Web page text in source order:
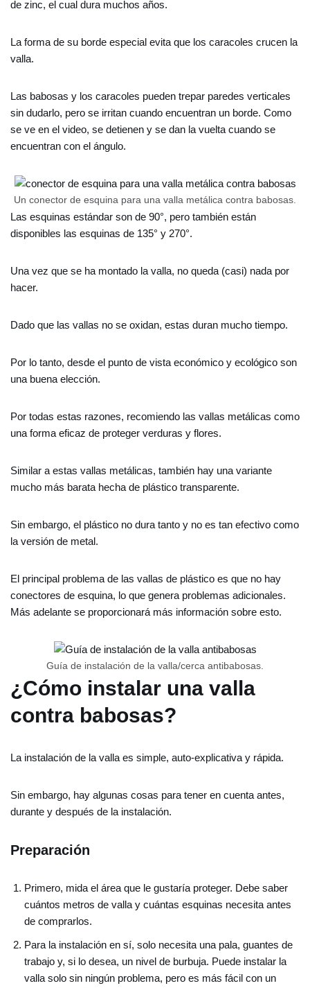
de zinc, el cual dura muchos años.
La forma de su borde especial evita que los caracoles crucen la
valla.
Las babosas y los caracoles pueden trepar paredes verticales
sin dudarlo, pero se irritan cuando encuentran un borde. Como
se ve en el video, se detienen y se dan la vuelta cuando se
encuentran con el ángulo.
Un conector de esquina para una valla metálica contra babosas.
Las esquinas estándar son de 90°, pero también están
disponibles las esquinas de 135° y 270°.
Una vez que se ha montado la valla, no queda (casi) nada por
hacer.
Dado que las vallas no se oxidan, estas duran mucho tiempo.
Por lo tanto, desde el punto de vista económico y ecológico son
una buena elección.
Por todas estas razones, recomiendo las vallas metálicas como
una forma eficaz de proteger verduras y flores.
Similar a estas vallas metálicas, también hay una variante
mucho más barata hecha de plástico transparente.
Sin embargo, el plástico no dura tanto y no es tan efectivo como
la versión de metal.
El principal problema de las vallas de plástico es que no hay
conectores de esquina, lo que genera problemas adicionales.
Más adelante se proporcionará más información sobre esto.
Guía de instalación de la valla/cerca antibabosas.
¿Cómo instalar una valla
contra babosas?
La instalación de la valla es simple, auto-explicativa y rápida.
Sin embargo, hay algunas cosas para tener en cuenta antes,
durante y después de la instalación.
Preparación
Primero, mida el área que le gustaría proteger. Debe saber
cuántos metros de valla y cuántas esquinas necesita antes
de comprarlos.
Para la instalación en sí, solo necesita una pala, guantes de
trabajo y, si lo desea, un nivel de burbuja. Puede instalar la
valla solo sin ningún problema, pero es más fácil con un